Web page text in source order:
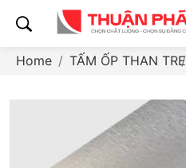
Home
TẤM ỐP THAN TRE